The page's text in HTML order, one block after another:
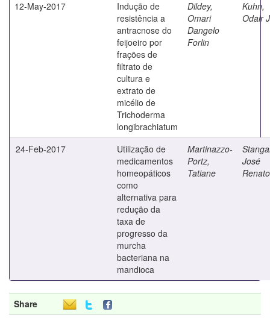
12-May-2017
Indução de
resistência a
antracnose do
feijoeiro por
frações de
filtrato de
cultura e
extrato de
micélio de
Trichoderma
longibrachiatum
Dildey,
Omari
Dangelo
Forlin
Kuhn,
Odair
24-Feb-2017
Utilização de
medicamentos
homeopáticos
como
alternativa para
redução da
taxa de
progresso da
murcha
bacteriana na
mandioca
Martinazzo-
Portz,
Tatiane
José
Renato
Share